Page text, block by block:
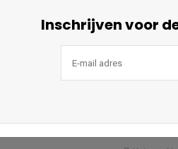
Inschrijven voor